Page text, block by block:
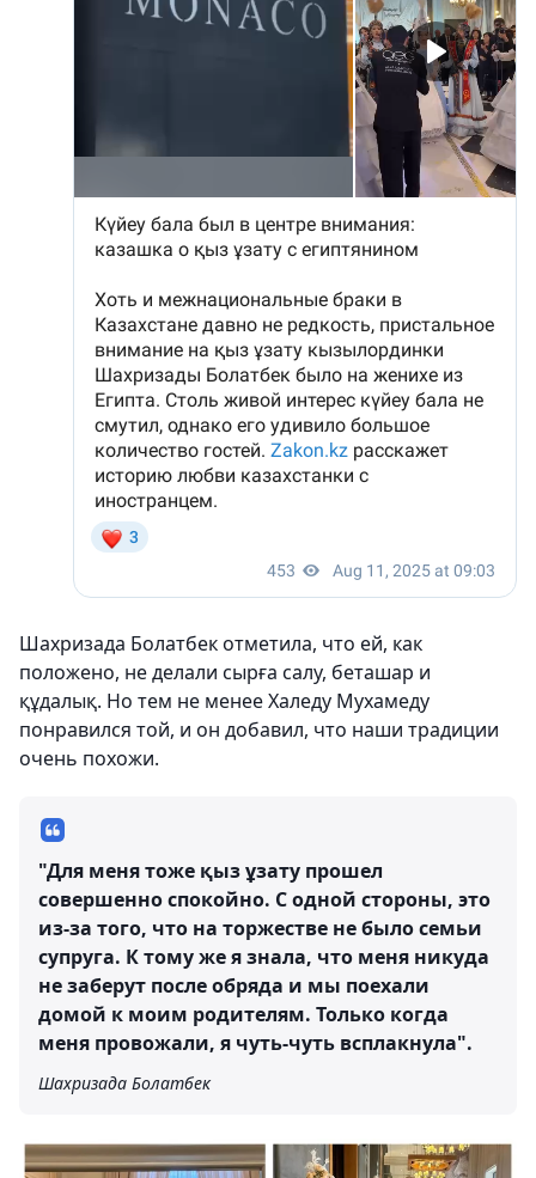
Шахризада Болатбек отметила, что ей, как
положено, не делали сырға салу, беташар и
құдалық. Но тем не менее Халеду Мухамеду
понравился той, и он добавил, что наши традиции
очень похожи.
"Для меня тоже қыз ұзату прошел
совершенно спокойно. С одной стороны, это
из-за того, что на торжестве не было семьи
супруга. К тому же я знала, что меня никуда
не заберут после обряда и мы поехали
домой к моим родителям. Только когда
меня провожали, я чуть-чуть всплакнула".
Шахризада Болатбек